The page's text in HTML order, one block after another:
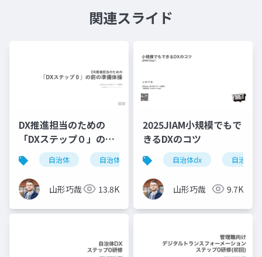
関連スライド
DX推進担当のための
「DXステップ０」の前
の準備体操
自治体 自治体dx dx
山形巧哉 13.8K
2025JIAM小規模でもで
きるDXのコツ
自治体dx 自治体
山形巧哉 9.7K